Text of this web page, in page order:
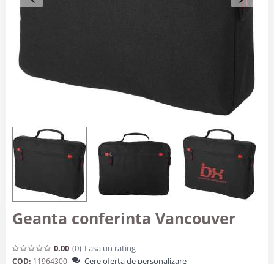
Geanta conferinta Vancouver
0.00 (0) Lasa un rating
COD: 11964300 Cere oferta de personalizare